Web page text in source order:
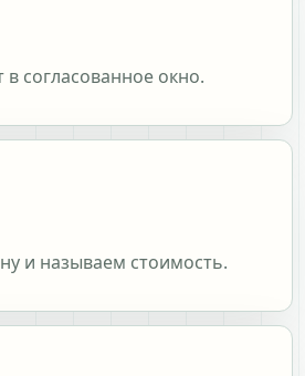
согласованное окно.
и называем стоимость.